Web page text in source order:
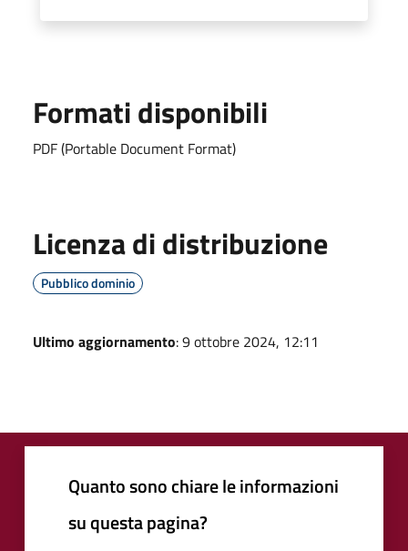
Formati disponibili
PDF (Portable Document Format)
Licenza di distribuzione
Pubblico dominio
Ultimo aggiornamento: 9 ottobre 2024, 12:11
Quanto sono chiare le informazioni
su questa pagina?